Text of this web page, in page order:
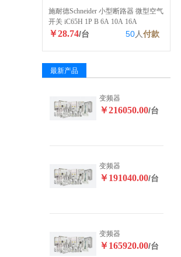
施耐德Schneider 小型断路器 微型空气
开关 iC65H 1P B 6A 10A 16A
￥28.74/台 50人付款
最新产品
变频器
￥216050.00/台
变频器
￥191040.00/台
变频器
￥165920.00/台